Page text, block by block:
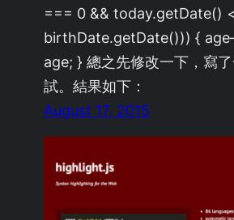
=== 0 && today.getDate() <
birthDate.getDate())) {
age; } 總之先修改一下，寫
試。結果如下：
August 17, 2015